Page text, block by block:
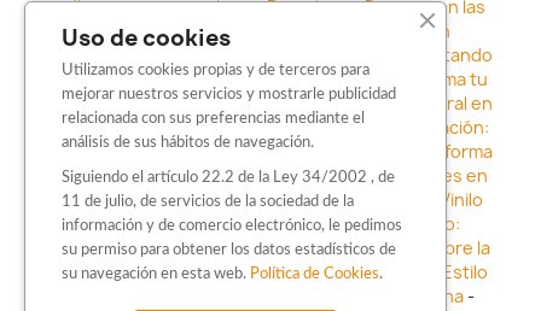
adhesivos para coche en Barcelona-Destaca en las
calles: Los Mejores stickers para coches en
Vinilo para faros en Barcelona: Resaltando
la Estética y Seguridad del Automóvil- Transforma tu
vehículo con los vinilos fundidos rotulación integral en
Barcelona-Explora la Innovación en Personalización:
Vinilo líquido barbarroja dip en Barcelona
Transforma
tu vehículo con estilo: Kits adhesivos para coches en
Barcelona-Personaliza tu vehículo con estilo: Vinilo
para coche en Barcelona-Destaca con Estilo:
Pegatinas personalizadas en Barcelona -Descubre la
distinción: Los Mejores stickers en Barcelona
Estilo
en movimiento: Sticker para motos en Barcelona-
Uso de cookies
Utilizamos cookies propias y de terceros para
mejorar nuestros servicios y mostrarle publicidad
relacionada con sus preferencias mediante el
análisis de sus hábitos de navegación.
Siguiendo el artículo 22.2 de la Ley 34/2002 , de
11 de julio, de servicios de la sociedad de la
información y de comercio electrónico, le pedimos
su permiso para obtener los datos estadísticos de
su navegación en esta web. Política de Cookies.